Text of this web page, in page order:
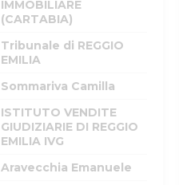
IMMOBILIARE
(CARTABIA)
Tribunale di REGGIO
EMILIA
Sommariva Camilla
ISTITUTO VENDITE
GIUDIZIARIE DI REGGIO
EMILIA IVG
Aravecchia Emanuele